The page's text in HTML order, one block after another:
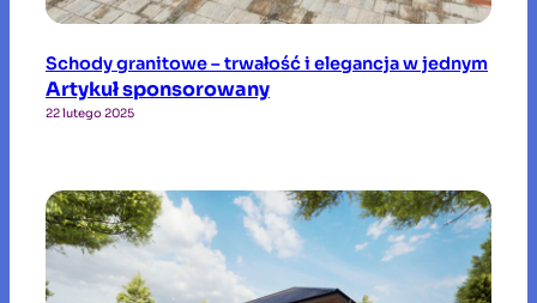
Schody granitowe – trwałość i elegancja w jednym
Artykuł sponsorowany
22 lutego 2025